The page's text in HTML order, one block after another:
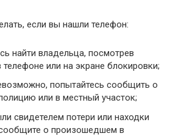
если вы нашли телефон:
найти владельца, посмотрев
телефоне или на экране блокировки;
попытайтесь сообщить о
или в местный участок;
свидетелем потери или находки
о произошедшем в